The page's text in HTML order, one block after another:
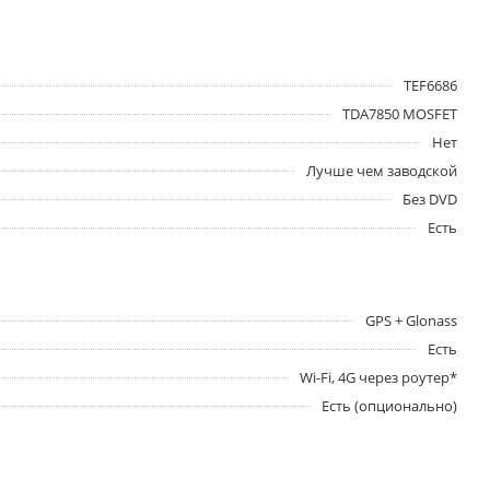
TEF6686
TDA7850 MOSFET
Нет
Лучше чем заводской
Без DVD
Есть
GPS + Glonass
Есть
Wi-Fi, 4G через роутер*
Есть (опционально)